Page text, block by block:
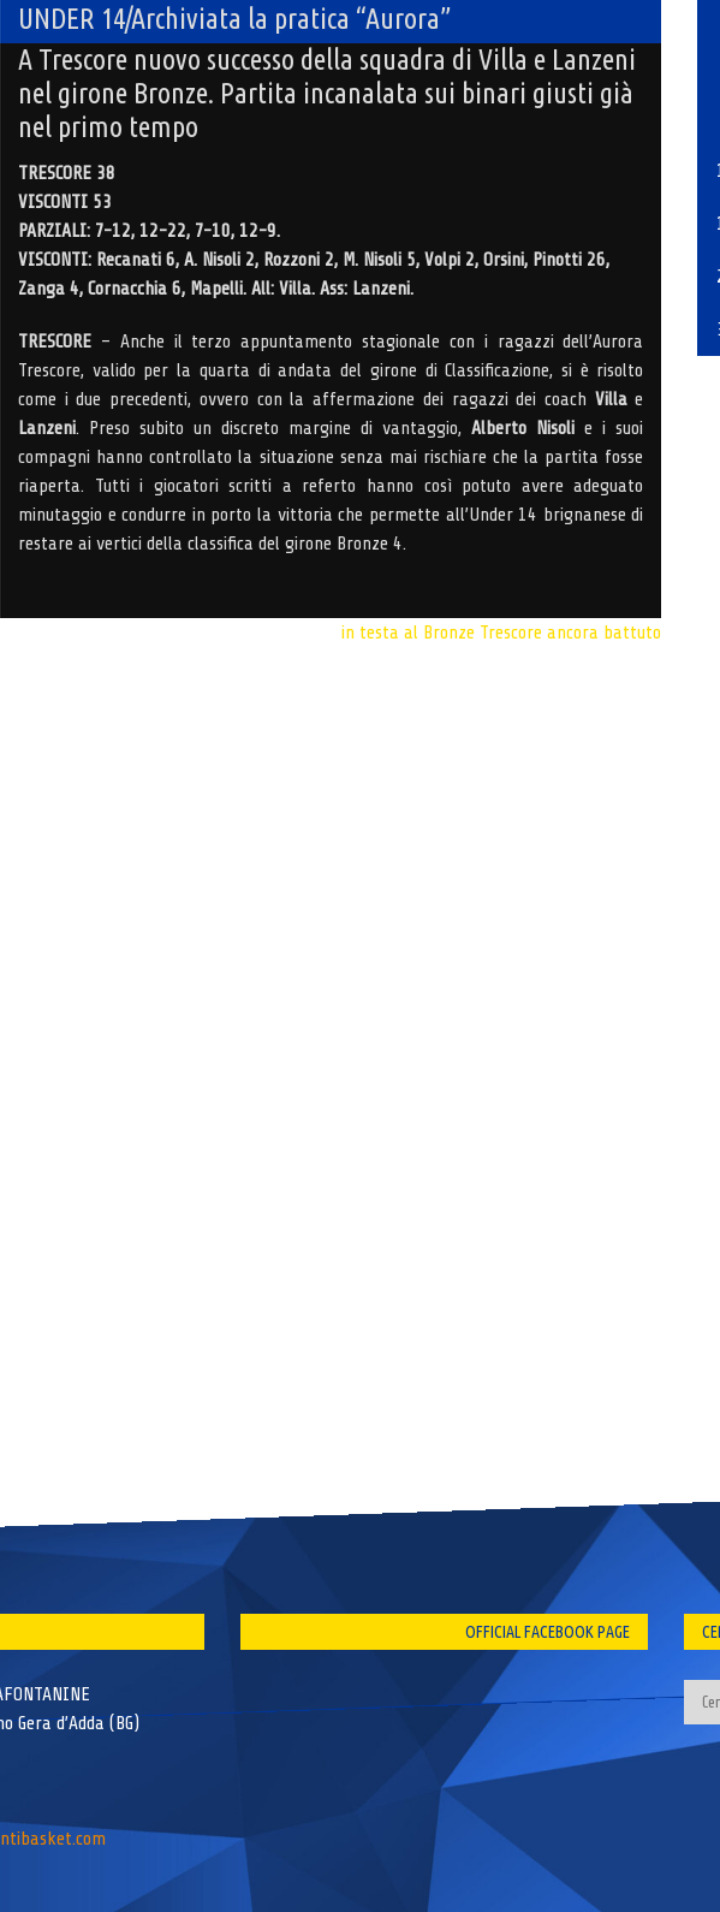
UNDER 14/Archiviata la pratica “Aurora”
A Trescore nuovo successo della squadra di Villa e Lanzeni
nel girone Bronze. Partita incanalata sui binari giusti già
nel primo tempo
TRESCORE 38
VISCONTI 53
PARZIALI: 7-12, 12-22, 7-10, 12-9.
VISCONTI: Recanati 6, A. Nisoli 2, Rozzoni 2, M. Nisoli 5, Volpi 2, Orsini, Pinotti 26,
Zanga 4, Cornacchia 6, Mapelli. All: Villa. Ass: Lanzeni.
TRESCORE – Anche il terzo appuntamento stagionale con i ragazzi dell’Aurora
Trescore, valido per la quarta di andata del girone di Classificazione, si è risolto
come i due precedenti, ovvero con la affermazione dei ragazzi dei coach Villae
Lanzeni. Preso subito un discreto margine di vantaggio,Alberto Nisoli e i suoi
compagni hanno controllato la situazione senza mai rischiare che la partita fosse
riaperta. Tutti i giocatori scritti a referto hanno così potuto avere adeguato
minutaggio e condurre in porto la vittoria che permette all’Under 14 brignanese di
restare ai vertici della classifica del girone Bronze 4.
in testa al Bronze Trescore ancora battuto
Gera d’Adda (BG)
OFFICIAL FACEBOOK PAGE